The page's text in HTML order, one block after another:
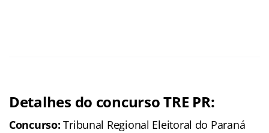
Detalhes do concurso TRE PR:
Concurso:Tribunal Regional Eleitoral do Paraná